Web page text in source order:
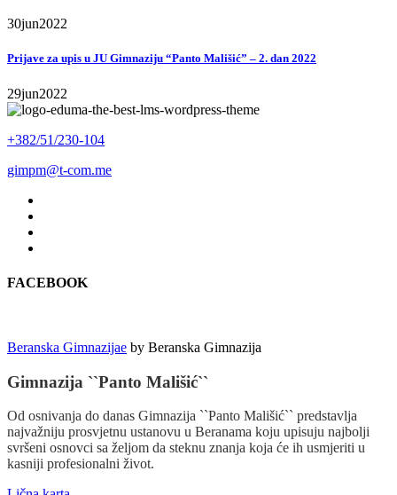
30jun2022
Prijave za upis u JU Gimnaziju “Panto Mališić” – 2. dan 2022
29jun2022
+382/51/230-104
gimpm@t-com.me
FACEBOOK
Beranska Gimnazijae by Beranska Gimnazija
Gimnazija ``Panto Mališić``
Od osnivanja do danas Gimnazija ``Panto Mališić`` predstavlja
najvažniju prosvjetnu ustanovu u Beranama koju upisuju najbolji
svršeni osnovci sa željom da steknu znanja koja će ih usmjeriti u
kasniji profesionalni život.